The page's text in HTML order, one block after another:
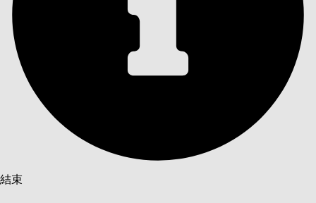
結束